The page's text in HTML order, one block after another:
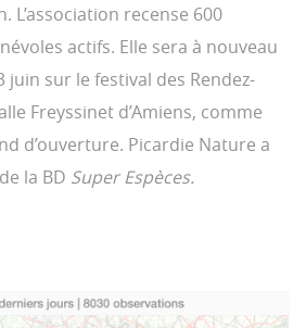
L’association recense 600
actifs. Elle sera à nouveau
juin sur le festival des Rendez-
Freyssinet d’Amiens, comme
d’ouverture. Picardie Nature a
la BD Super Espèces.